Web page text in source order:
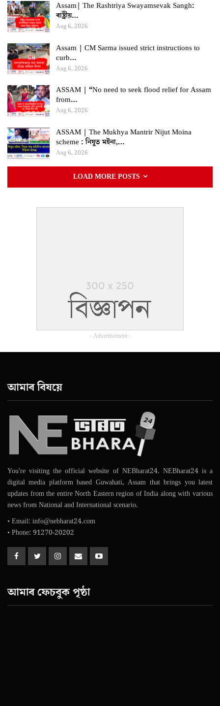
Assam| The Rashtriya Swayamsevak Sangh:
ৰাষ্ট্ৰীয়…
Aug 6, 2026
Assam | CM Sarma issued strict instructions to
curb…
Aug 6, 2026
ASSAM | “No need to seek flood relief for Assam
from…
Aug 6, 2026
ASSAM | The Mukhya Mantrir Nijut Moina
scheme : নিযুত মইনা,…
Aug 6, 2026
LOAD MORE POSTS
- Advertisement -
আমাৰ বিষয়ে
You're visiting the official website of NEBharat24. NEBharat24 is a
digital media platform based Guwahati, Assam that brings you latest
updates from the entire North Eastern region of India along with various
news from National and International scenario.
• Email: info@nebharat24.com
• Phone: 91270-20202
আমাৰ ফেচবুক পৃষ্ঠা